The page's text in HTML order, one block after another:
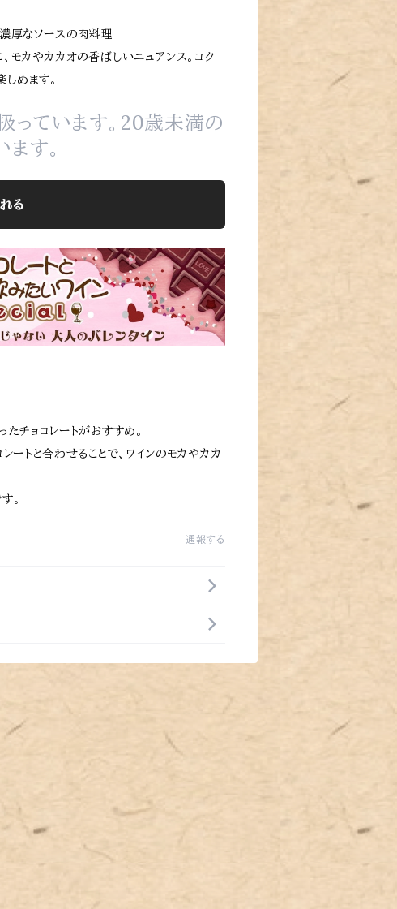
厚なソースの肉料理
モカやカカオの香ばしいニュアンス。コク
めます。
っています。20歳未満の
す。
る
チョコレートがおすすめ。
ートと合わせることで、ワインのモカやカカ
。
通報する